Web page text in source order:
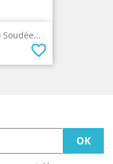
favorite_border